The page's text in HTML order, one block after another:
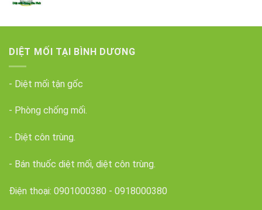
DIỆT MỐI TẠI BÌNH DƯƠNG
- Diệt mối tận gốc
- Phòng chống mối.
- Diệt côn trùng.
- Bán thuốc diệt mối, diệt côn trùng.
Điện thoại: 0901000380 - 0918000380